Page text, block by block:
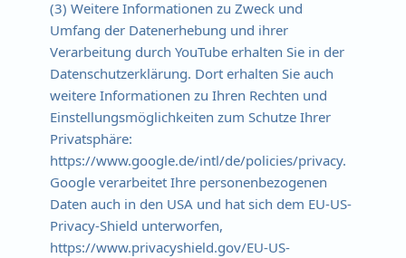
(3) Weitere Informationen zu Zweck und
Umfang der Datenerhebung und ihrer
Verarbeitung durch YouTube erhalten Sie in der
Datenschutzerklärung. Dort erhalten Sie auch
weitere Informationen zu Ihren Rechten und
Einstellungsmöglichkeiten zum Schutze Ihrer
Privatsphäre:
https://www.google.de/intl/de/policies/privacy.
Google verarbeitet Ihre personenbezogenen
Daten auch in den USA und hat sich dem EU-US-
Privacy-Shield unterworfen,
https://www.privacyshield.gov/EU-US-